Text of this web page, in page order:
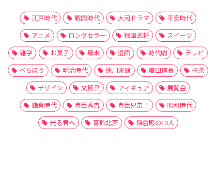
江戸時代 戦国時代 大河ドラマ
平安時代
アニメ
ロングセラー 戦国武将
スイーツ
雑学
お菓子 幕末 漫画 時代劇
テレビ
べらぼう
明治時代 徳川家康 織田信長
抹茶
デザイン
文房具 フィギュア
展覧会
鎌倉時代
豊臣秀吉 豊臣兄弟！
昭和時代
光る君へ
葛飾北斎 鎌倉殿の13人